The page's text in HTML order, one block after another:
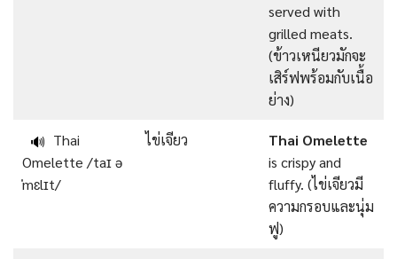
served with
grilled meats.
(ข้าวเหนียวมักจะ
เสิร์ฟพร้อมกับเนื้อ
ย่าง)
🔊 Thai
Omelette /taɪ ə
ˈmɛlɪt/
ไข่เจียว
Thai Omelette
is crispy and
fluffy. (ไข่เจียวมี
ความกรอบและนุ่ม
ฟู)